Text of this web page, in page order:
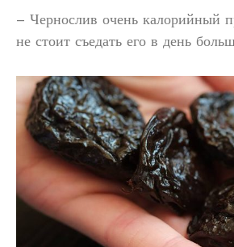
– Чернослив очень калорийный
не стоит съедать его в день